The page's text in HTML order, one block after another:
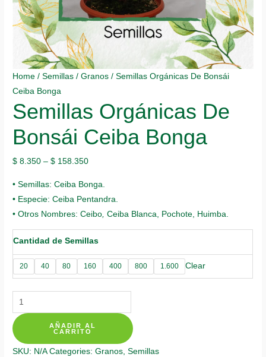
Home /Semillas /Granos / Semillas Orgánicas De Bonsái
Ceiba Bonga
Semillas Orgánicas De
Bonsái Ceiba Bonga
$ 8.350 –$ 158.350
• Semillas: Ceiba Bonga.
• Especie: Ceiba Pentandra.
• Otros Nombres: Ceibo ,Ceiba Blanca, Pochote, Huimba.
Cantidad de Semillas
20 40 80 160 400 800 1.600 Clear
Semillas
Orgánicas
De
Bonsái
AÑADIR AL
CARRITO
SKU: N/A Categories:Granos,Semillas